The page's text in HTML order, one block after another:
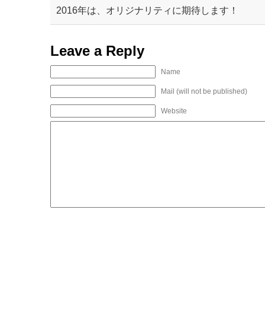
2016年は、オリジナリティに期待します！
Leave a Reply
Name
Mail (will not be published)
Website